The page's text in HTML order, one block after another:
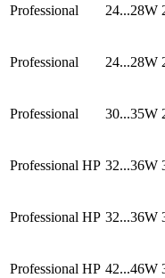
Professional 24...28W
Professional 24...28W
Professional 30...35W
Professional HP 32...36W
Professional HP 32...36W
Professional HP 42...46W